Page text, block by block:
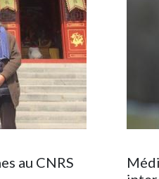
au CNRS